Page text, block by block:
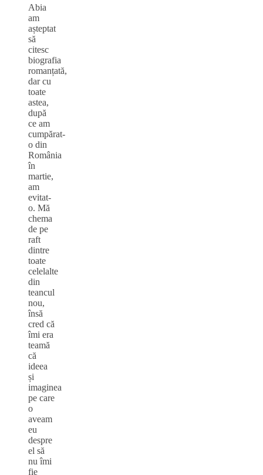
Abia
am
așteptat
să
citesc
biografia
romanțată,
dar cu
toate
astea,
după
ce am
cumpărat-
o din
România
în
martie,
am
evitat-
o. Mă
chema
de pe
raft
dintre
toate
celelalte
din
teancul
nou,
însă
cred că
îmi era
teamă
că
ideea
și
imaginea
pe care
o
aveam
eu
despre
el să
nu îmi
fie